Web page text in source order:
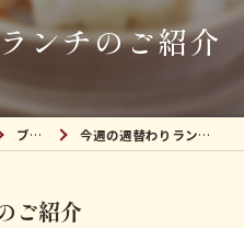
ンチのご紹介
ブログ 今週の週替わりランチのご紹介
ご紹介